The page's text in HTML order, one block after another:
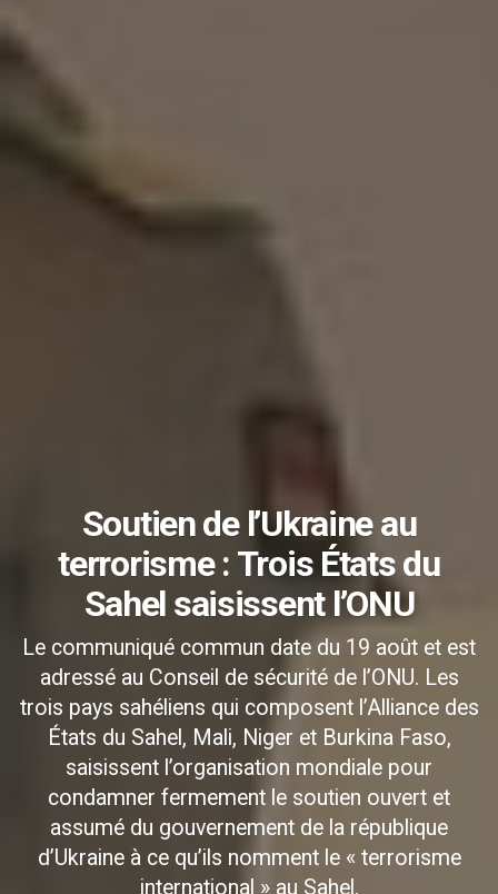
Soutien de l’Ukraine au
terrorisme : Trois États du
Sahel saisissent l’ONU
Le communiqué commun date du 19 août et est
adressé au Conseil de sécurité de l’ONU. Les
trois pays sahéliens qui composent l’Alliance des
États du Sahel, Mali, Niger et Burkina Faso,
saisissent l’organisation mondiale pour
condamner fermement le soutien ouvert et
assumé du gouvernement de la république
d’Ukraine à ce qu’ils nomment le « terrorisme
international » au Sahel.